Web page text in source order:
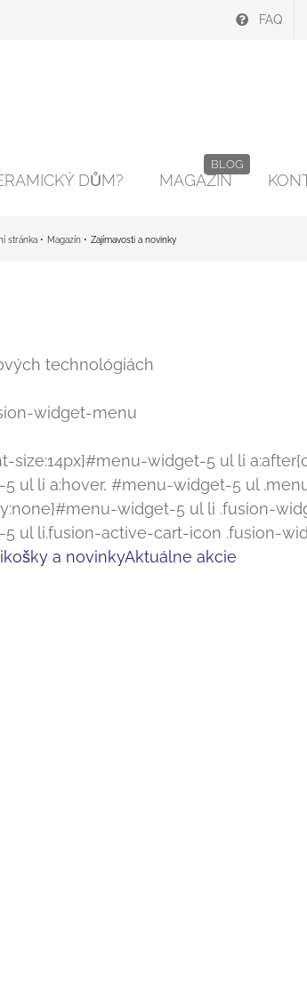
FAQ
DŮM? MAGAZÍN
BLOG
stránka Magazín Zajímavosti a novinky
technológiách
widget-menu
widget-5 ul li
ul li a:hover, #menu-widget-5 ul
widget-5 ul li .fusion-
ul li.fusion-active-cart-icon .fusion-
a novinkyAktuálne akcie